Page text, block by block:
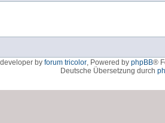
by forum tricolor, Powered by phpBB®
Deutsche Übersetzung durch